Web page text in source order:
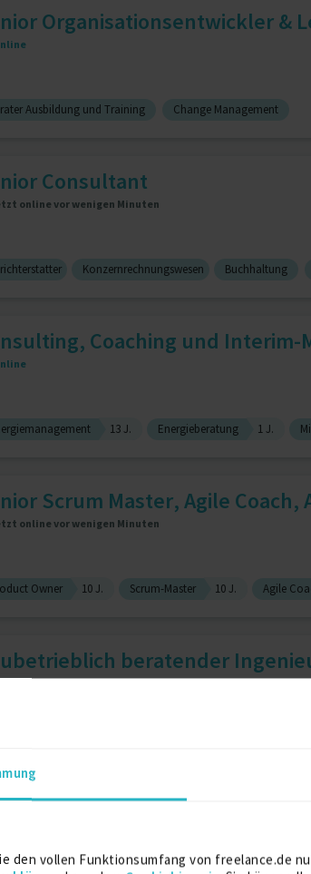
den vollen Funktionsumfang von
Organisationsentwickler &
Ausbildung und Training Change Management
Consultant
online vor wenigen Minuten
Konzernrechnungswesen Buchhaltung
Coaching und Interim-
13 J. Energieberatung 1 J.
Scrum Master, Agile Coach,
online vor wenigen Minuten
Owner 10 J. Scrum-Master 10 J. Agile
beratender